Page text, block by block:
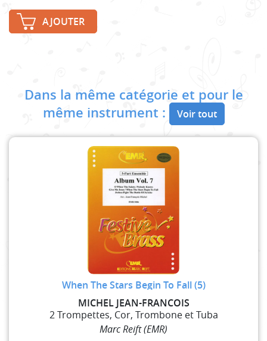
AJOUTER
Dans la même catégorie et pour le
même instrument :
Voir tout
When The Stars Begin To Fall (5)
MICHEL JEAN-FRANCOIS
2 Trompettes, Cor, Trombone et Tuba
Marc Reift (EMR)